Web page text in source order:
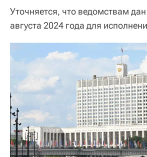
Уточняется, что ведомствам
августа 2024 года для